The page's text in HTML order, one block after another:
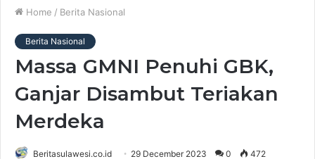
Home / Berita Nasional
Berita Nasional
Massa GMNI Penuhi GBK,
Ganjar Disambut Teriakan
Merdeka
Beritasulawesi.co.id 29 December 2023 0 472